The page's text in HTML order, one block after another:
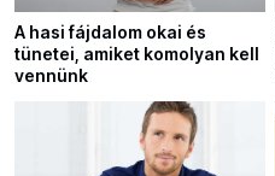
A hasi fájdalom okai és
tünetei, amiket komolyan kell
vennünk